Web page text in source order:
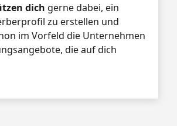
dich gerne dabei, ein
zu erstellen und
im Vorfeld die Unternehmen
die auf dich